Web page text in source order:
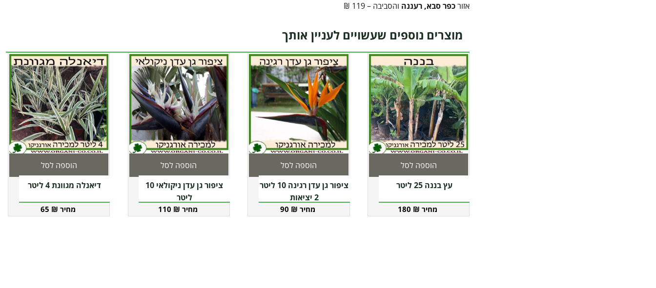
אזורכפר סבא, רעננה והסביבה – 119 ₪
מוצרים נוספים שעשויים לעניין אותך
עץ בננה 25 ליטר
180 ₪
הוספה לסל
ציפור גן עדן רגינה 10 ליטר
2 יציאות
90 ₪
הוספה לסל
ציפור גן עדן ניקולאי 10
ליטר
110 ₪
הוספה לסל
דיאנלה מגוונת 4 ליטר
65 ₪
הוספה לסל